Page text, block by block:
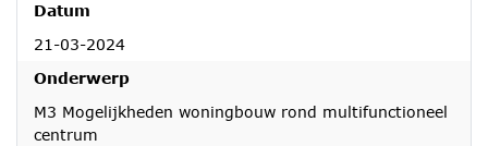
Datum
21-03-2024
Onderwerp
M3 Mogelijkheden woningbouw rond multifunctioneel
centrum